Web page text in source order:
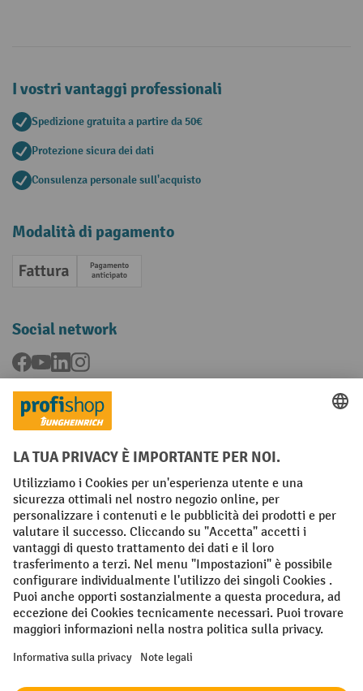
I vostri vantaggi professionali
Spedizione gratuita a partire da 50€
Protezione sicura dei dati
Consulenza personale sull'acquisto
Modalità di pagamento
Fattura Pagamento anticipato
Social network
Facebook
YouTubeLinkedInInstagram
Condizioni Generali di Vendita
Dichiarazione di protezione dei dati Impronta
Impostazioni sulla privacy
All prices excl. VAT plusshipping costsand possible delivery charges,
if not stated otherwise.
¹ Lo sconto è valido fino a esaurimento scorte. Lo sconto non si applica
ai prezzi speciali. Non è possibile la combinazione con altri sconti o
buoni in percentuale. | ² Lo sconto viene concesso una sola volta al
per 10 giorni e può essere riscosso online a partire da un valore netto